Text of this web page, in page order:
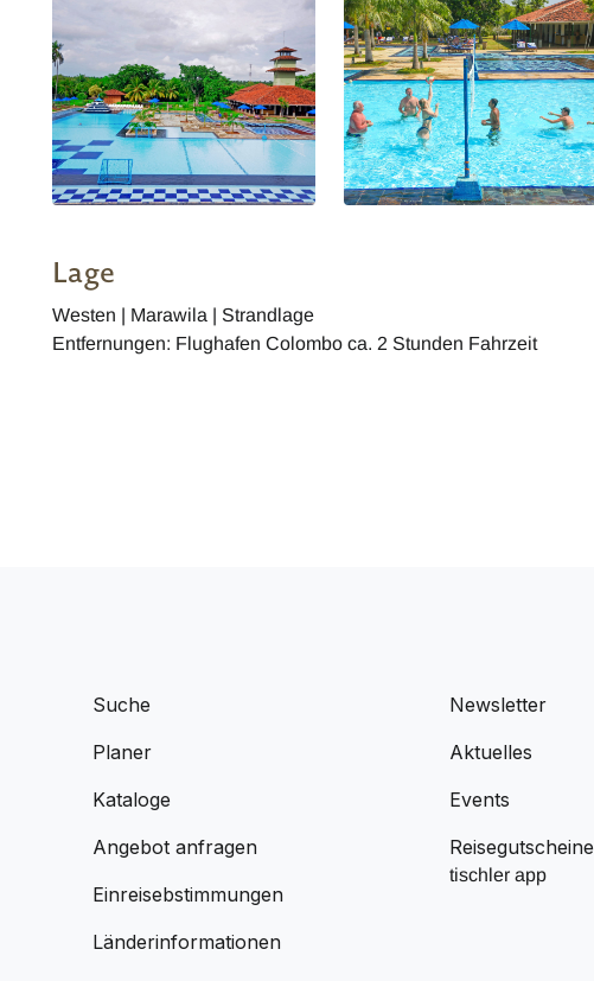
Lage
Westen | Marawila | Strandlage
Entfernungen: Flughafen Colombo ca. 2 Stunden Fahrzeit
Suche
Planer
Kataloge
Angebot anfragen
Einreisebstimmungen
Länderinformationen
Newsletter
Aktuelles
Events
Reisegutscheine
tischler app